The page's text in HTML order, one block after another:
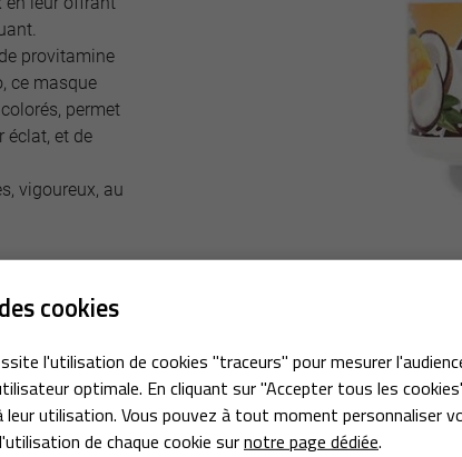
cookies
l'utilisation de cookies "traceurs" pour mesurer
optimale. En cliquant sur "Accepter tous les
leur utilisation. Vous pouvez à tout moment personnaliser
de chaque cookie surnotre page dédiée.
provitamine
ce masque
permet
éclat, et de
vigoureux, au